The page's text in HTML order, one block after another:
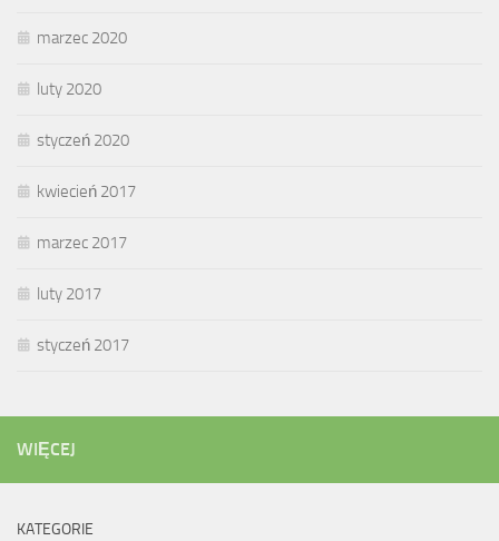
marzec 2020
luty 2020
styczeń 2020
kwiecień 2017
marzec 2017
luty 2017
styczeń 2017
WIĘCEJ
KATEGORIE